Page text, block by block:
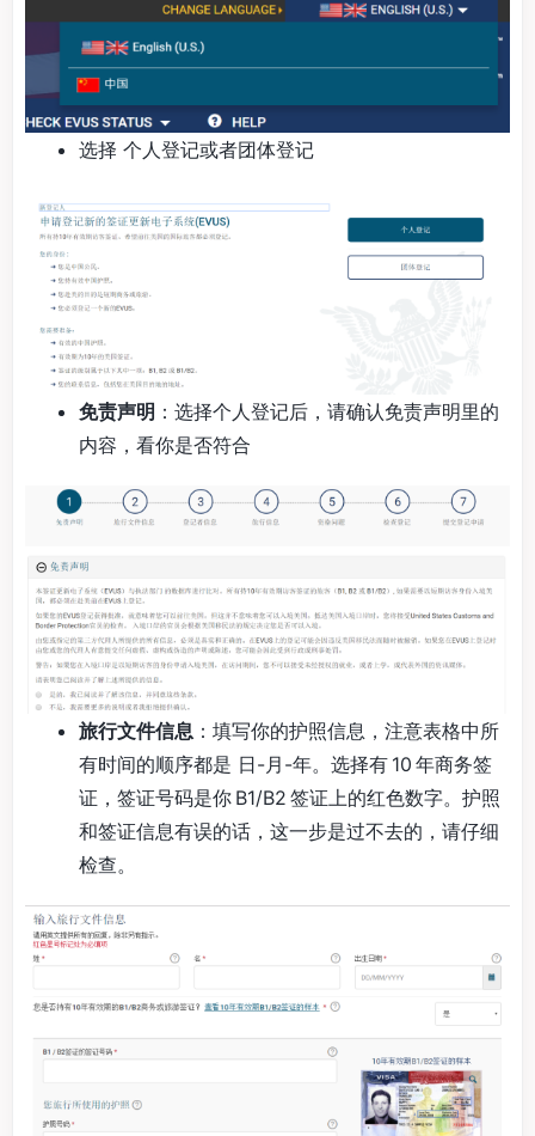
选择 个人登记或者团体登记
免责声明 ：选择个人登记后，请确认免责声明里的
内容，看你是否符合
旅行文件信息 ：填写你的护照信息，注意表格中所
有时间的顺序都是 日-月-年。选择有 10 年商务签
证，签证号码是你 B1/B2 签证上的红色数字。护照
和签证信息有误的话，这一步是过不去的，请仔细
检查。